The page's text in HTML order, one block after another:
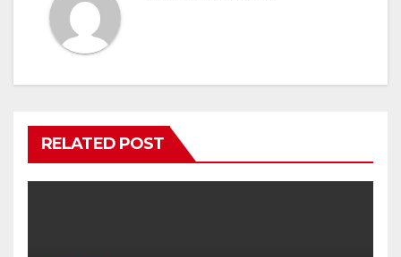
RELATED POST